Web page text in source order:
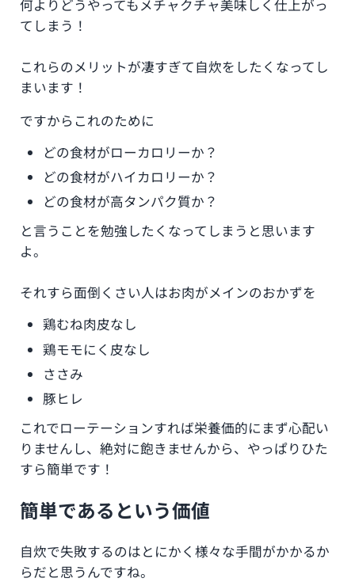
何よりどうやってもメチャクチャ美味しく仕上がっ
てしまう！
これらのメリットが凄すぎて自炊をしたくなってし
まいます！
ですからこれのために
どの食材がローカロリーか？
どの食材がハイカロリーか？
どの食材が高タンパク質か？
と言うことを勉強したくなってしまうと思います
よ。
それすら面倒くさい人はお肉がメインのおかずを
鶏むね肉皮なし
鶏モモにく皮なし
ささみ
豚ヒレ
これでローテーションすれば栄養価的にまず心配い
りませんし、絶対に飽きませんから、やっぱりひた
すら簡単です！
簡単であるという価値
自炊で失敗するのはとにかく様々な手間がかかるか
らだと思うんですね。